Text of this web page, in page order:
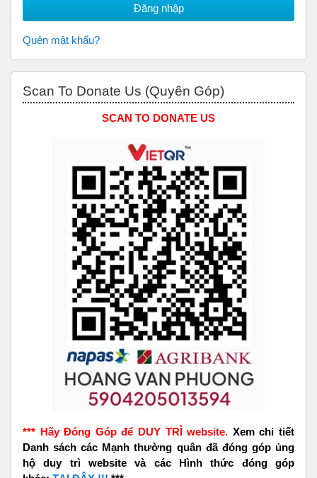
Quên mật khẩu?
Scan To Donate Us (Quyên Góp)
SCAN TO DONATE US
*** Hãy Đóng Góp để DUY TRÌ website. Xem chi tiết
Danh sách các Mạnh thường quân đã đóng góp ủng
hộ duy trì website và các Hình thức đóng góp